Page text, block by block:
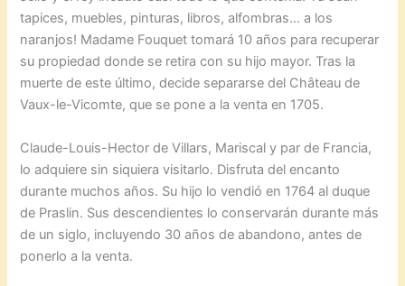
tapices, muebles, pinturas, libros, alfombras… a los
naranjos! Madame Fouquet tomará 10 años para recuperar
su propiedad donde se retira con su hijo mayor. Tras la
muerte de este último, decide separarse del Château de
Vaux-le-Vicomte, que se pone a la venta en 1705.
Claude-Louis-Hector de Villars, Mariscal y par de Francia,
lo adquiere sin siquiera visitarlo. Disfruta del encanto
durante muchos años. Su hijo lo vendió en 1764 al duque
de Praslin. Sus descendientes lo conservarán durante más
de un siglo, incluyendo 30 años de abandono, antes de
ponerlo a la venta.